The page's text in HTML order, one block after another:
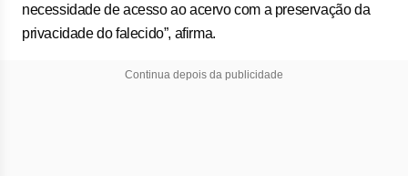
necessidade de acesso ao acervo com a preservação da
privacidade do falecido”, afirma.
Continua depois da publicidade